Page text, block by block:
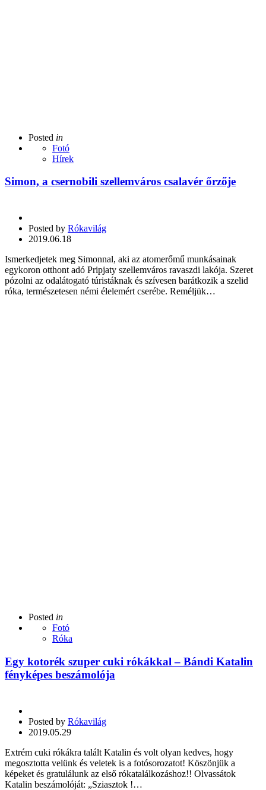
Posted in
Fotó
Hírek
Simon, a csernobili szellemváros csalavér őrzője
Posted by Rókavilág
2019.06.18
Ismerkedjetek meg Simonnal, aki az atomerőmű munkásainak
egykoron otthont adó Pripjaty szellemváros ravaszdi lakója. Szeret
pózolni az odalátogató túristáknak és szívesen barátkozik a szelid
róka, természetesen némi élelemért cserébe. Reméljük…
Posted in
Fotó
Róka
Egy kotorék szuper cuki rókákkal – Bándi Katalin
fényképes beszámolója
Posted by Rókavilág
2019.05.29
Extrém cuki rókákra talált Katalin és volt olyan kedves, hogy
megosztotta velünk és veletek is a fotósorozatot! Köszönjük a
képeket és gratulálunk az első rókatalálkozáshoz!! Olvassátok
Katalin beszámolóját: „Sziasztok !…